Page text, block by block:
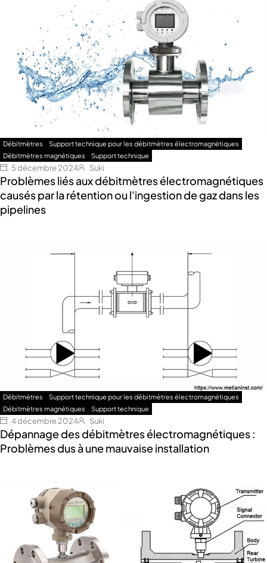
Débitmètres
Support technique pour les débitmètres électromagnétiques
Débitmètres magnétiques
Support technique
5 décembre 2024 Suki
Problèmes liés aux débitmètres électromagnétiques
causés par la rétention ou l'ingestion de gaz dans les
pipelines
Débitmètres
Support technique pour les débitmètres électromagnétiques
Débitmètres magnétiques
Support technique
4 décembre 2024 Suki
Dépannage des débitmètres électromagnétiques :
Problèmes dus à une mauvaise installation